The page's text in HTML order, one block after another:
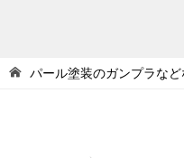
パール塗装のガンプラな